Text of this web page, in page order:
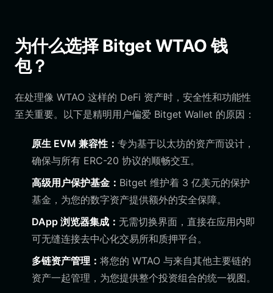
为什么选择 Bitget WTAO 钱
包？
在处理像 WTAO 这样的 DeFi 资产时，安全性和功能性
至关重要。以下是精明用户偏爱 Bitget Wallet 的原因：
原生 EVM 兼容性： 专为基于以太坊的资产而设计，
确保与所有 ERC-20 协议的顺畅交互。
高级用户保护基金： Bitget 维护着 3 亿美元的保护
基金，为您的数字资产提供额外的安全保障。
DApp 浏览器集成： 无需切换界面，直接在应用内即
可无缝连接去中心化交易所和质押平台。
多链资产管理： 将您的 WTAO 与来自其他主要链的
资产一起管理，为您提供整个投资组合的统一视图。